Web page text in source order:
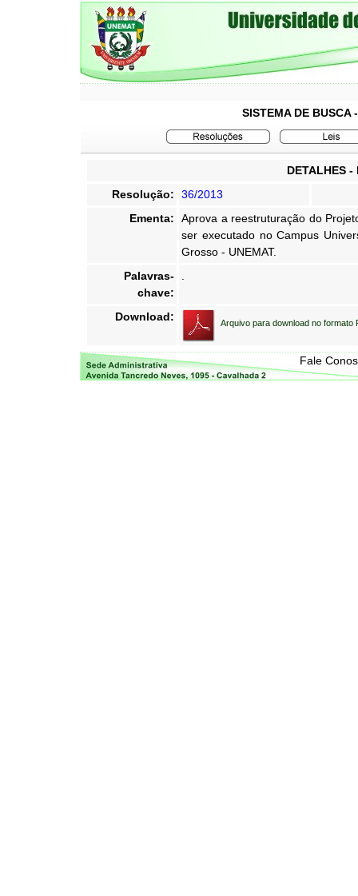
SISTEMA DE BUSCA
DETALHES -
Resolução:
36/2013
Ementa:
Aprova a reestruturação do
ser executado no Campus
Grosso - UNEMAT.
Palavras-
chave:
Download: Arquivo para download no formato
Fale